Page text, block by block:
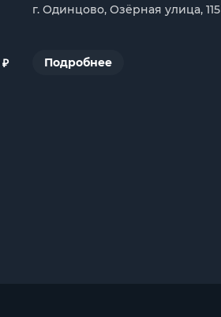
₽
г. Одинцово, Озёрная улица, 115
Подробнее